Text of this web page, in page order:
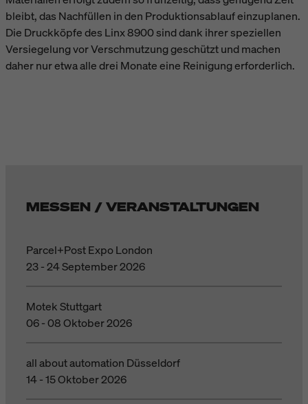
bleibt, das Nachfüllen in den Produktionsablauf einzuplanen.
Die Druckköpfe des Linx 8900 sind dank ihrer speziellen
Versiegelung vor Verschmutzung geschützt und machen
daher nur etwa alle drei Monate eine Reinigung erforderlich.
MESSEN / VERANSTALTUNGEN
Parcel+Post Expo London
23 - 24 September 2026
Motek Stuttgart
06 - 08 Oktober 2026
all about automation Düsseldorf
14 - 15 Oktober 2026